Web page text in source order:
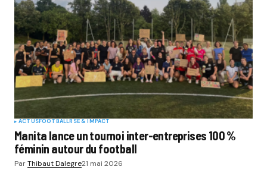
ACTUSFOOTBALLRSE & IMPACT
Manita lance un tournoi inter-entreprises 100 %
féminin autour du football
ParThibaut Dalegre21 mai 2026